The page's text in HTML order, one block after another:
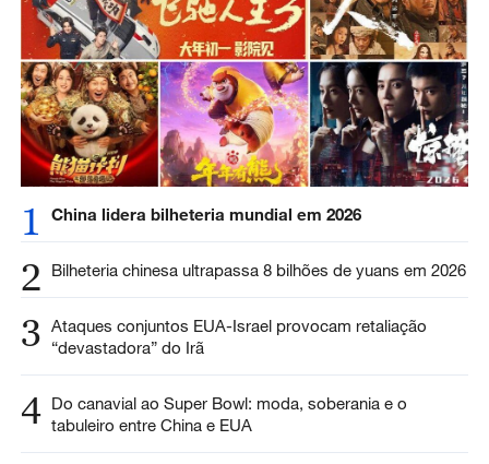
1 China lidera bilheteria mundial em 2026
2 Bilheteria chinesa ultrapassa 8 bilhões de yuans em 2026
3 Ataques conjuntos EUA-Israel provocam retaliação
“devastadora” do Irã
4 Do canavial ao Super Bowl: moda, soberania e o
tabuleiro entre China e EUA